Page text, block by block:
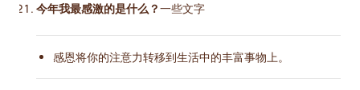
今年我最感激的是什么？一些文字
感恩将你的注意力转移到生活中的丰富事物上。